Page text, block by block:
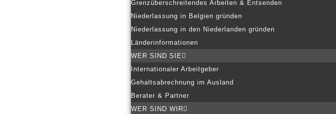
Grenzüberschreitendes Arbeiten & Entsenden
Niederlassung in Belgien gründen
Niederlassung in den Niederlanden gründen
Länderinformationen
WER SIND SIE
Internationaler Arbeitgeber
Gehaltsabrechnung im Ausland
Berater & Partner
WER SIND WIR